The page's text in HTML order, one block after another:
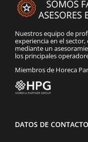
Nuestros equipo de
experiencia en el
mediante un
los principales
Miembros de Horeca
DATOS DE CONTACTO